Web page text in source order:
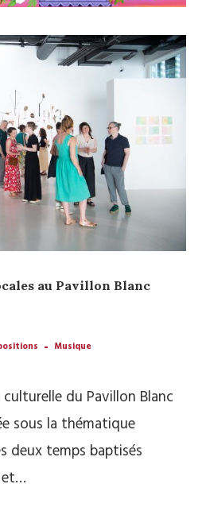
au Pavillon Blanc
Musique
du Pavillon Blanc
sous la thématique
deux temps baptisés
et…